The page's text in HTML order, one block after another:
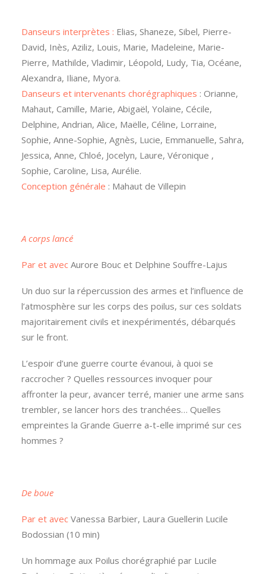
Danseurs interprètes : Elias, Shaneze, Sibel, Pierre-
David, Inès, Aziliz, Louis, Marie, Madeleine, Marie-
Pierre, Mathilde, Vladimir, Léopold, Ludy, Tia, Océane,
Alexandra, Iliane, Myora.
Danseurs et intervenants chorégraphiques : Orianne,
Mahaut, Camille, Marie, Abigaël, Yolaine, Cécile,
Delphine, Andrian, Alice, Maëlle, Céline, Lorraine,
Sophie, Anne-Sophie, Agnès, Lucie, Emmanuelle, Sahra,
Jessica, Anne, Chloé, Jocelyn, Laure, Véronique ,
Sophie, Caroline, Lisa, Aurélie.
Conception générale : Mahaut de Villepin
A corps lancé
Par et avec Aurore Bouc et Delphine Souffre-Lajus
Un duo sur la répercussion des armes et l’influence de
l’atmosphère sur les corps des poilus, sur ces soldats
majoritairement civils et inexpérimentés, débarqués
sur le front.
L’espoir d’une guerre courte évanoui, à quoi se
raccrocher ? Quelles ressources invoquer pour
affronter la peur, avancer terré, manier une arme sans
trembler, se lancer hors des tranchées… Quelles
empreintes la Grande Guerre a-t-elle imprimé sur ces
hommes ?
De boue
Par et avec Vanessa Barbier, Laura Guellerin Lucile
Bodossian (10 min)
Un hommage aux Poilus chorégraphié par Lucile